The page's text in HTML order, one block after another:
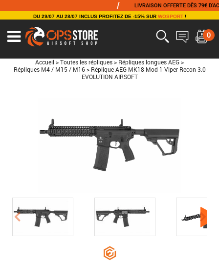
LIVRAISON OFFERTE DÈS 79€ D'ACHAT /
DU 29/07 AU 28/07 INCLUS PROFITEZ DE -15% SUR WOSPORT!
0
Accueil > Toutes les répliques > Répliques longues AEG >
Répliques M4 / M15 / M16 > Réplique AEG MK18 Mod 1 Viper Recon 3.0
EVOLUTION AIRSOFT